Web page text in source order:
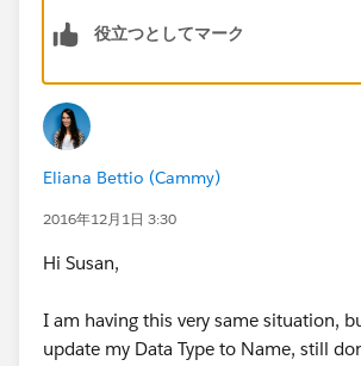
役立つとしてマーク
Eliana Bettio (Cammy)
2016年12月1日 3:30
Hi Susan,
I am having this very same situation,
update my Data Type to Name, still